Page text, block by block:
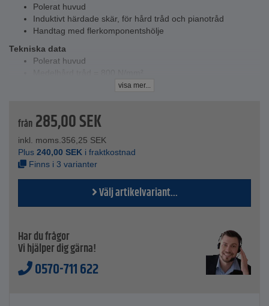
Polerat huvud
Induktivt härdade skär, för hård tråd och pianotråd
Handtag med flerkomponentshölje
Tekniska data
Polerat huvud
Hård tråd = 1600 N/mm²visa mer...
från 285,00SEK
inkl. moms.356,25 SEK
Plus 240,00 SEK i fraktkostnad
Finns i 3 varianter
Välj artikelvariant...
Har du frågor
Vi hjälper dig gärna!
0570-711 622